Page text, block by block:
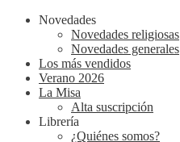
Novedades
Novedades religiosas
Novedades generales
Los más vendidos
Verano 2026
La Misa
Alta suscripción
Librería
¿Quiénes somos?